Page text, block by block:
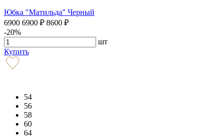
Юбка "Матильда" Черный
6900 6900 ₽ 8600 ₽
-20%
шт
Купить
54
56
58
60
64